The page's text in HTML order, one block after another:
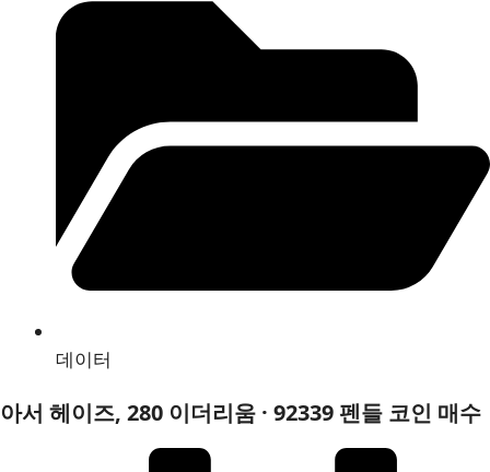
데이터
아서 헤이즈, 280 이더리움 · 92339 펜들 코인 매수